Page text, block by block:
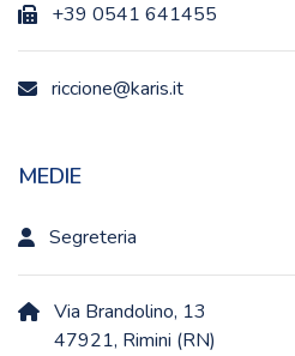
+39 0541 641455
riccione@karis.it
MEDIE
Segreteria
Via Brandolino, 13
47921, Rimini (RN)